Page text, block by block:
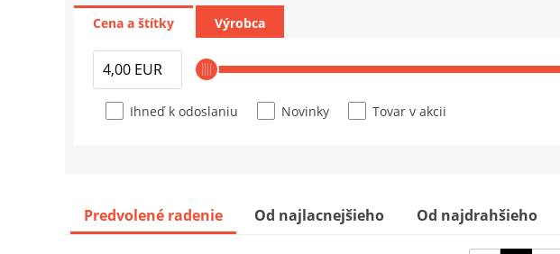
Cena a štítky
Ihneď k odoslaniu Novinky Tovar v akcii
Výrobca
Predvolené radenie Od najlacnejšieho Od najdrahšieho